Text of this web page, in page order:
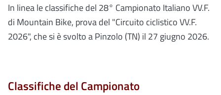
In linea le classifiche del 28° Campionato Italiano VV.F.
di Mountain Bike, prova del "Circuito ciclistico VV.F.
2026", che si è svolto a Pinzolo (TN) il 27 giugno 2026.
Classifiche del Campionato